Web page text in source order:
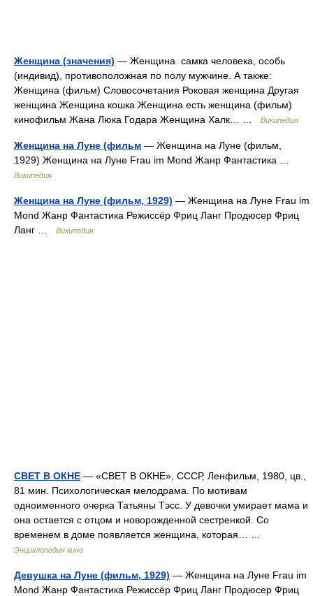
Женщина (значения) — Женщина самка человека, особь
(индивид), противоположная по полу мужчине. А также:
Женщина (фильм) Словосочетания Роковая женщина Другая
женщина Женщина кошка Женщина есть женщина (фильм)
кинофильм Жана Люка Годара Женщина Халк… …
Википедия
Женщина на Луне (фильм — Женщина на Луне (фильм,
1929) Женщина на Луне Frau im Mond Жанр Фантастика …
Википедия
Женщина на Луне (фильм, 1929) — Женщина на Луне Frau im
Mond Жанр Фантастика Режиссёр Фриц Ланг Продюсер Фриц
Ланг …
Википедия
СВЕТ В ОКНЕ — «СВЕТ В ОКНЕ», СССР, Ленфильм, 1980, цв.,
81 мин. Психологическая мелодрама. По мотивам
одноименного очерка Татьяны Тэсс. У девочки умирает мама и
она остается с отцом и новорожденной сестренкой. Со
временем в доме появляется женщина, которая… …
Энциклопедия кино
Девушка на Луне (фильм, 1929) — Женщина на Луне Frau im
Mond Жанр Фантастика Режиссёр Фриц Ланг Продюсер Фриц